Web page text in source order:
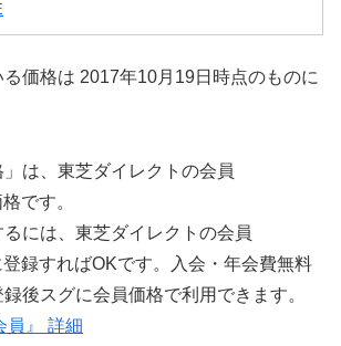
る価格は 2017年10月19日時点のものに
は、東芝ダイレクトの会員
です。
には、東芝ダイレクトの会員
登録すればOKです。入会・年会費無料
後スグに会員価格で利用できます。
』 詳細